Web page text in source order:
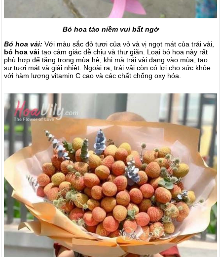
Bó hoa táo niềm vui bất ngờ
Bó hoa vải: Với màu sắc đỏ tươi của vỏ và vị ngọt mát của trái vải,
bó hoa vải tạo cảm giác dễ chịu và thư giãn. Loại bó hoa này rất
phù hợp để tặng trong mùa hè, khi mà trái vải đang vào mùa, tạo
sự tươi mát và giải nhiệt. Ngoài ra, trái vải còn có lợi cho sức khỏe
với hàm lượng vitamin C cao và các chất chống oxy hóa.